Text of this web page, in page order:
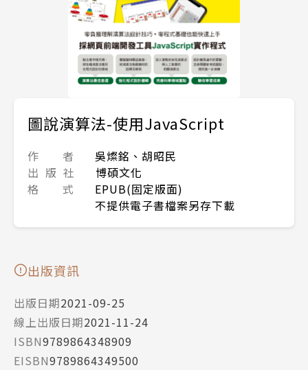
圖說演算法-使用JavaScript
作 者
吳燦銘、胡昭民
出 版 社
博碩文化
格 式
EPUB(固定版面)
不提供電子書檔案另存下載
出版資訊
出版日期2021-09-25
線上出版日期2021-11-24
ISBN9789864348909
EISBN9789864349500